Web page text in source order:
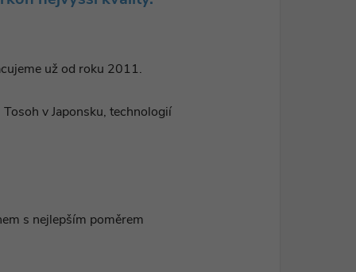
už od roku 2011.
v Japonsku, technologií
s nejlepším poměrem